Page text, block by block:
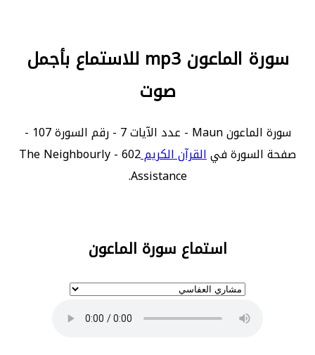
سورة الماعون mp3 للاستماع بأجمل
صوت
سورة الماعون Maun - عدد الآيات 7 - رقم السورة 107 -
صفحة السورة فيالقرآن الكريم
602 - The Neighbourly
Assistance.
استماع سورة الماعون